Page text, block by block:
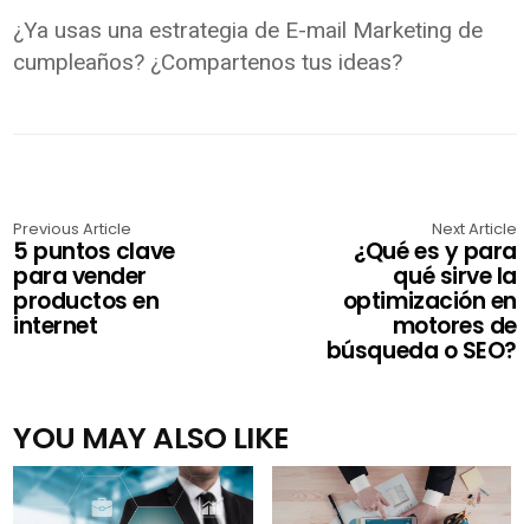
¿Ya usas una estrategia de E-mail Marketing de
cumpleaños? ¿Compartenos tus ideas?
Previous Article
5 puntos clave
para vender
productos en
internet
Next Article
¿Qué es y para
qué sirve la
optimización en
motores de
búsqueda o SEO?
YOU MAY ALSO LIKE